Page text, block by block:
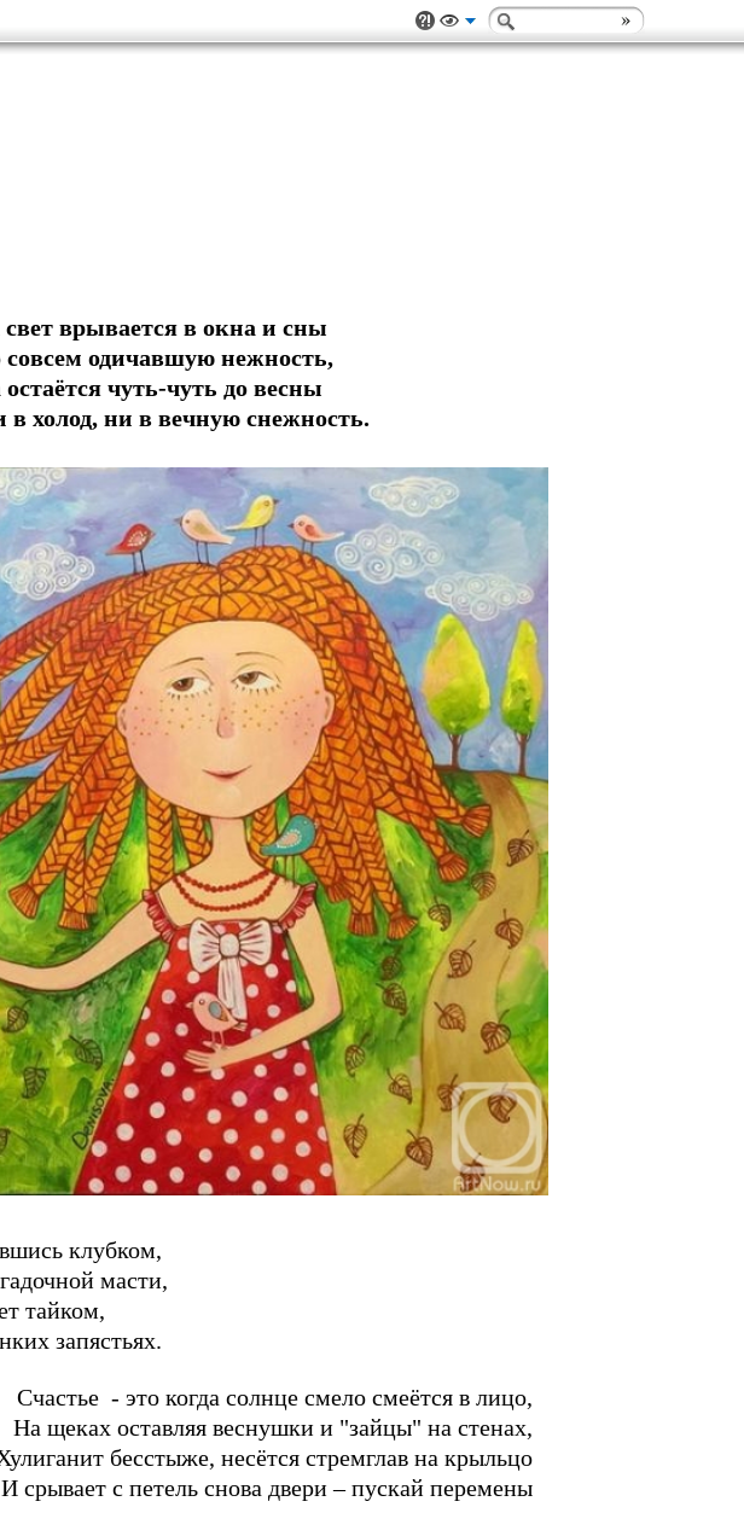
свет врывается в окна и сны
одичавшую нежность,
остаётся чуть-чуть до весны
холод, ни в вечную снежность.
клубком,
масти,
тайком,
запястьях.
Счастье - это когда солнце смело смеётся в лицо,
На щеках оставляя веснушки и "зайцы" на стенах,
бесстыже, несётся стремглав на крыльцо
И срывает с петель снова двери – пускай перемены